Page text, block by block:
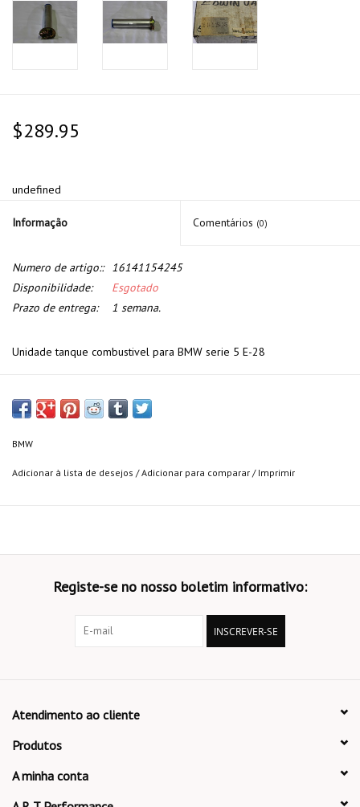
$289.95
undefined
Informação Comentários (0)
Numero de artigo::
16141154245
Disponibilidade:
Esgotado
Prazo de entrega:
1 semana.
Unidade tanque combustivel para BMW serie 5 E-28
BMW
Adicionar à lista de desejos /Adicionar para comparar / Imprimir
Registe-se no nosso boletim informativo:
INSCREVER-SE
Atendimento ao cliente
Produtos
A minha conta